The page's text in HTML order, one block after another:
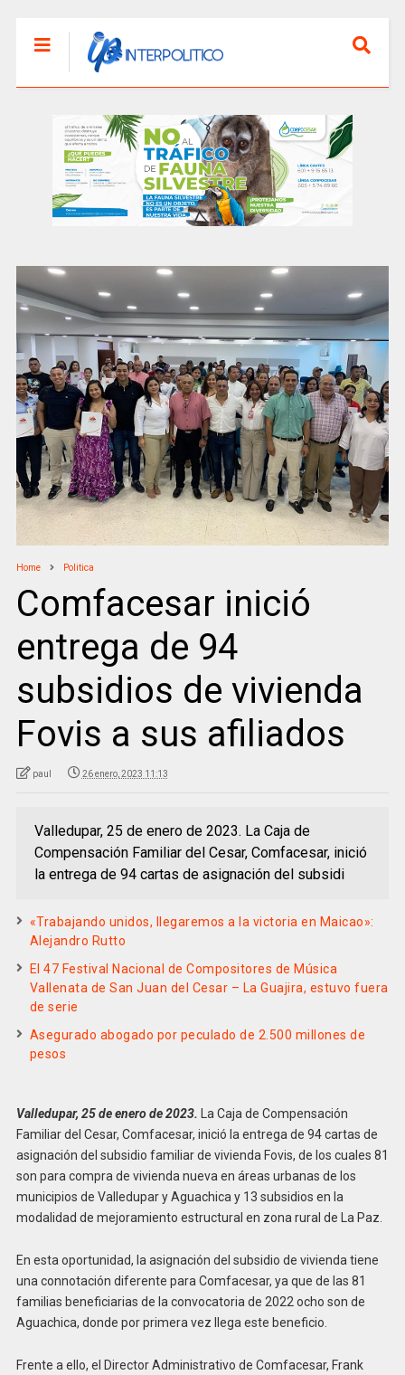
Home Politica
Comfacesar inició
entrega de 94
subsidios de vivienda
Fovis a sus afiliados
paul 26 enero, 2023 11:13
Valledupar, 25 de enero de 2023. La Caja de
Compensación Familiar del Cesar, Comfacesar, inició
la entrega de 94 cartas de asignación del subsidi
«Trabajando unidos, llegaremos a la victoria en Maicao»:
Alejandro Rutto
El 47 Festival Nacional de Compositores de Música
Vallenata de San Juan del Cesar – La Guajira, estuvo fuera
de serie
Asegurado abogado por peculado de 2.500 millones de
pesos
Valledupar, 25 de enero de 2023.
La Caja de Compensación
Familiar del Cesar, Comfacesar, inició la entrega de 94 cartas de
asignación del subsidio familiar de vivienda Fovis, de los cuales 81
son para compra de vivienda nueva en áreas urbanas de los
municipios de Valledupar y Aguachica y 13 subsidios en la
modalidad de mejoramiento estructural en zona rural de La Paz.
En esta oportunidad, la asignación del subsidio de vivienda tiene
una connotación diferente para Comfacesar, ya que de las 81
familias beneficiarias de la convocatoria de 2022 ocho son de
Aguachica, donde por primera vez llega este beneficio.
Frente a ello, el Director Administrativo de Comfacesar, Frank